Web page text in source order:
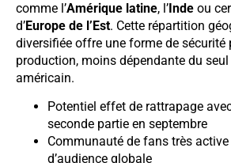
comme l’Amérique latine, l’Inde ou
d’Europe de l’Est. Cette répartition
diversifiée offre une forme de sécurité
production, moins dépendante du
américain.
Potentiel effet de rattrapage
seconde partie en septembre
Communauté de fans très
d’audience globale